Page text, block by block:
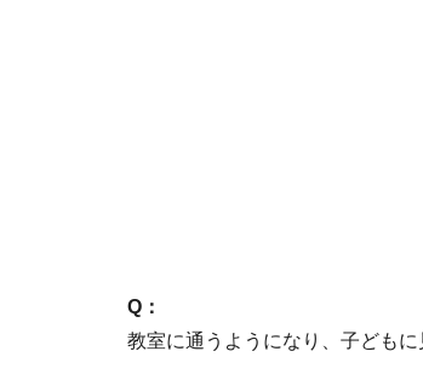
Q：
教室に通うようになり、子ども